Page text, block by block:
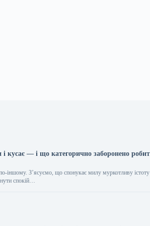
кусає — і що категорично заборонено
іншому. З’ясуємо, що спонукає милу муркотливу
спокій…